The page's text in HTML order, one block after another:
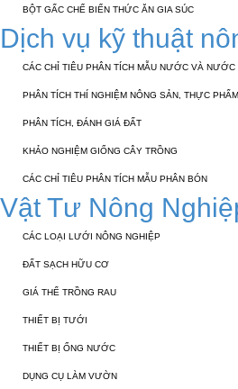
BỘT GẤC CHẾ BIẾN THỨC ĂN GIA SÚC
Dịch vụ kỹ thuật
CÁC CHỈ TIÊU PHÂN TÍCH MẪU NƯỚC VÀ NƯỚC
PHÂN TÍCH THÍ NGHIỆM NÔNG SẢN, THỰC PHẨM
PHÂN TÍCH, ĐÁNH GIÁ ĐẤT
KHẢO NGHIỆM GIỐNG CÂY TRỒNG
CÁC CHỈ TIÊU PHÂN TÍCH MẪU PHÂN BÓN
Vật Tư Nông
CÁC LOẠI LƯỚI NÔNG NGHIỆP
ĐẤT SẠCH HỮU CƠ
GIÁ THỂ TRỒNG RAU
THIẾT BỊ TƯỚI
THIẾT BỊ ỐNG NƯỚC
DỤNG CỤ LÀM VƯỜN